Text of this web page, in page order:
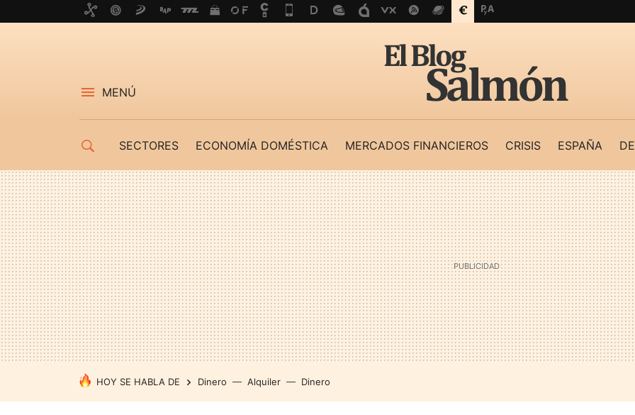
MENÚ
SECTORES ECONOMÍA DOMÉSTICA MERCADOS FINANCIEROS CRISIS ESPAÑA
HOY SE HABLA DE Dinero Alquiler Dinero